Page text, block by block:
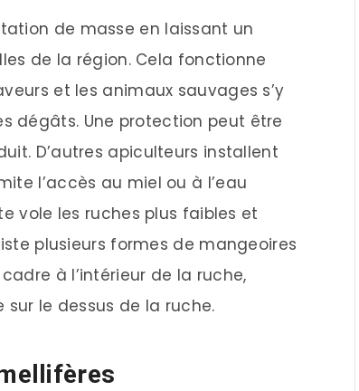
de masse en laissant un
de la région. Cela fonctionne
et les animaux sauvages s’y
dégâts. Une protection peut être
D’autres apiculteurs installent
l’accès au miel ou à l’eau
vole les ruches plus faibles et
plusieurs formes de mangeoires
à l’intérieur de la ruche,
le dessus de la ruche.